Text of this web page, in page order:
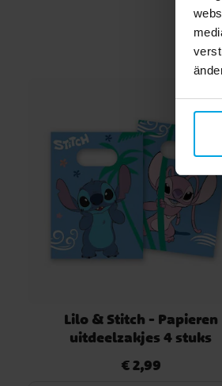
Lilo & Stitch - Papieren
uitdeelzakjes 4 stuks
Prijs :€ 2,99
€ 2,99